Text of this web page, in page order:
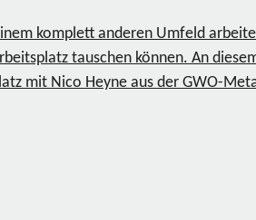
komplett anderen Umfeld
tauschen können. An
mit Nico Heyne aus der GWO-